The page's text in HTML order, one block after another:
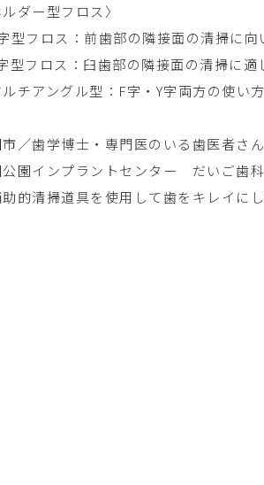
ダー型フロス〉
型フロス：前歯部の隣接面の清掃に向
型フロス：臼歯部の隣接面の清掃に適
チアングル型： F字・ Y字両方の使い
／歯学博士・専門医のいる歯医者さん
園インプラントセンター だいご歯
的清掃道具を使用して歯をキレイにし